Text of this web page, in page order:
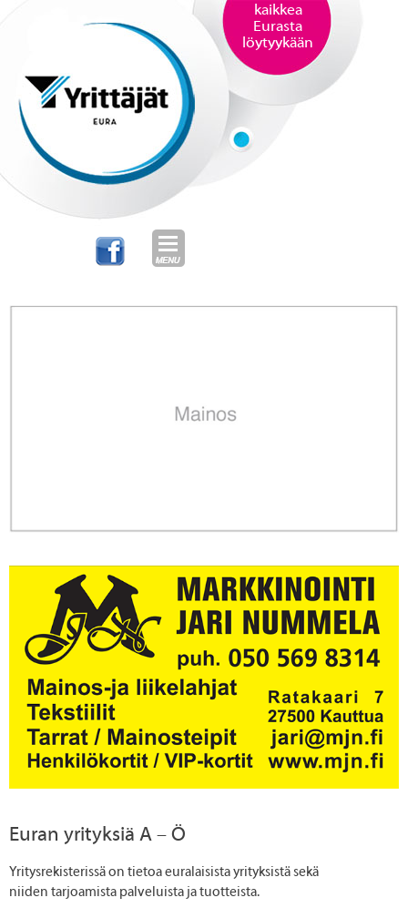
kaikkea
Eurasta
löytyykään
Euran yrityksiä A – Ö
Yritysrekisterissä on tietoa euralaisista yrityksistä sekä
niiden tarjoamista palveluista ja tuotteista.